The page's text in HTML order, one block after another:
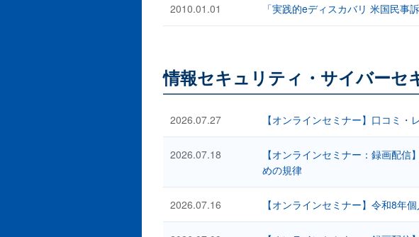
2010.01.01 「実践的eディスカバリ 米国民事
情報セキュリティ・サイバーセ
2026.07.27 【オンラインセミナー】口コミ
2026.07.18
【オンラインセミナー：録画配
めの規律
2026.07.16 【オンラインセミナー】令和8年